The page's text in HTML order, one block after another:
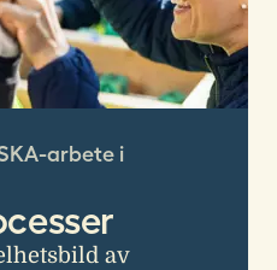
arbete i
av